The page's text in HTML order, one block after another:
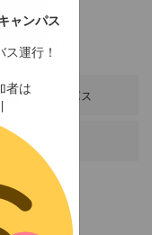
ャンパス
運行！
者は
田380-3
46-2526
スクールバス